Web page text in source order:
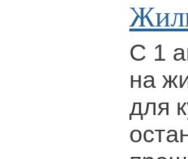
С 1
на
для